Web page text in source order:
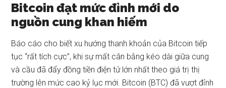
Bitcoin đạt mức đỉnh mới do
nguồn cung khan hiếm
Báo cáo cho biết xu hướng thanh khoản của Bitcoin tiếp
tục “rất tích cực”, khi sự mất cân bằng kéo dài giữa cung
và cầu đã đẩy đồng tiền điện tử lớn nhất theo giá trị thị
trường lên mức cao kỷ lục mới. Bitcoin (BTC) đã vượt đỉnh